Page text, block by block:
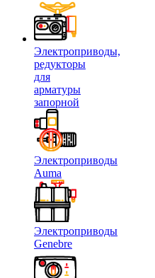
Электроприводы,
редукторы
для
арматуры
запорной
Электроприводы
Auma
Электроприводы
Genebre